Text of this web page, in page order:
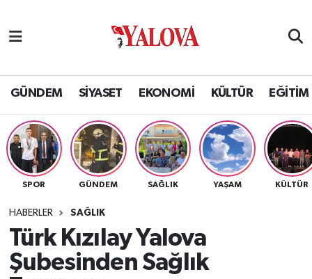
GÜNDEM SİYASET EKONOMİ KÜLTÜR EĞİTİM
SPOR GÜNDEM SAĞLIK YAŞAM KÜLTÜR
HABERLER SAĞLIK
Türk Kızılay Yalova
Şubesinden Sağlık
SİYASET
EKONOMİ
KÜLTÜR
BİLİM VE TEKNOLOJİ
ASAYİŞ
Yalova Nöbetçi Eczaneler
Yalova Hava Durumu
Yalova Namaz Vakitleri
Yalova Trafik Yoğunluk Haritası
Tüm Manşetler
Son Dakika Haberleri